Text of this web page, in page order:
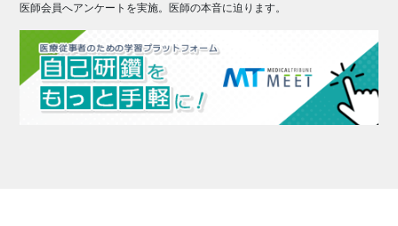
医師会員へアンケートを実施。医師の本音に迫ります。